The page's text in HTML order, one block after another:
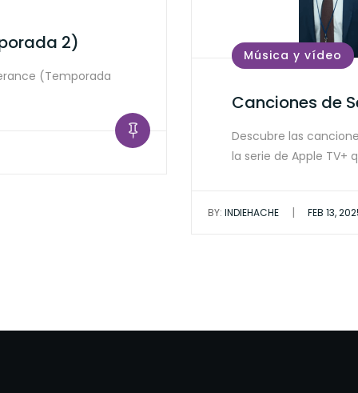
2)
(Temporada
Música y vídeo
Canciones de
Descubre las
la serie de Apple TV+
BY: INDIEHACHE | FEB 13,